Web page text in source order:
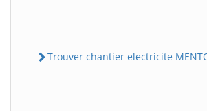
Trouver chantier electricite